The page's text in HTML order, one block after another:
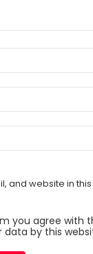
and website in
you agree with
data by this